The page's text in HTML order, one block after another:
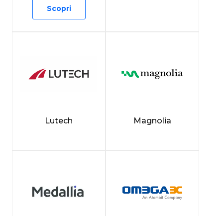
Scopri
Lutech Magnolia